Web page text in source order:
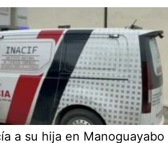
a su hija en Manoguayabo